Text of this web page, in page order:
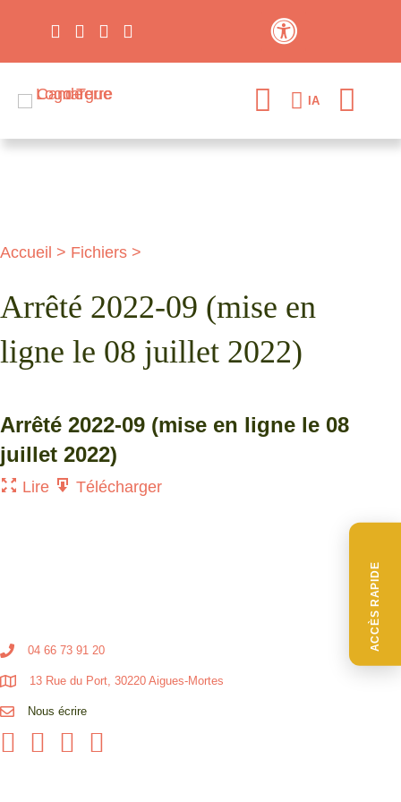
ACCÈS RAPIDE
IA
Accueil > Fichiers >
Arrêté 2022-09 (mise en
ligne le 08 juillet 2022)
Arrêté 2022-09 (mise en ligne le 08
juillet 2022)
Lire Télécharger
04 66 73 91 20
13 Rue du Port, 30220 Aigues-Mortes
Nous écrire